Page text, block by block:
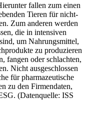
fallen zum einen
Tieren für nicht-
Zum anderen werden
die in intensiven
um Nahrungsmittel,
zu produzieren
fangen oder schlachten,
Nicht ausgeschlossen
für pharmazeutische
zu den Firmendaten,
(Datenquelle: ISS